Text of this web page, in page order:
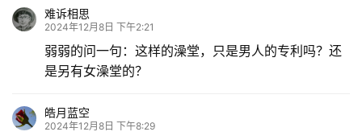
难诉相思
2024年12月8日 下午2:21
弱弱的问一句：这样的澡堂，只是男人的专利吗？还
是另有女澡堂的？
皓月蓝空
2024年12月8日 下午8:29